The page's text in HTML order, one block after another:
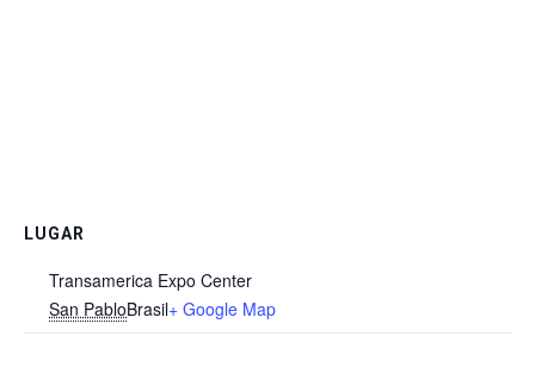
LUGAR
Transamerica Expo Center
San PabloBrasil+ Google Map